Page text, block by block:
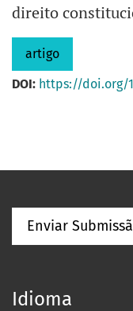
direito
artigo
DOI: https://doi.org/
Enviar
Idioma